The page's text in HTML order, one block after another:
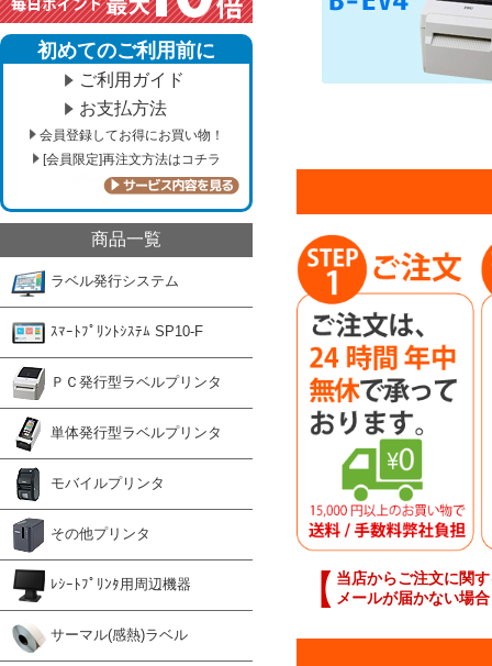
初めてのご利用前に
ご利用ガイド
お支払方法
会員登録してお得にお買い物！
[会員限定]再注文方法はコチラ
商品一覧
ラベル発行システム
ｽﾏｰﾄﾌﾟﾘﾝﾄｼｽﾃﾑ SP10-F
ＰＣ発行型ラベルプリンタ
単体発行型ラベルプリンタ
モバイルプリンタ
その他プリンタ
ﾚｼｰﾄﾌﾟﾘﾝﾀ用周辺機器
サーマル(感熱)ラベル
【 当店からご注文に関
メールが届かない場合